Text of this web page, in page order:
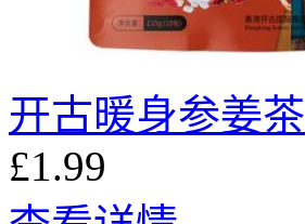
开古暖身参姜茶
£1.99